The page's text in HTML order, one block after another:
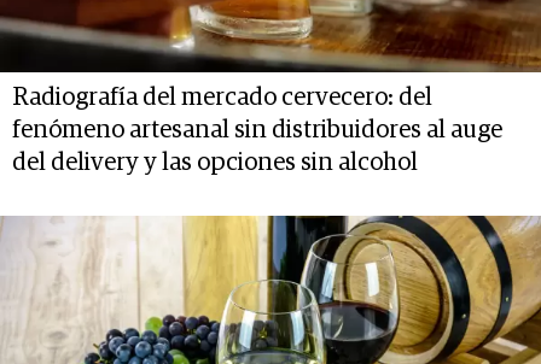
Radiografía del mercado cervecero: del
fenómeno artesanal sin distribuidores al auge
del delivery y las opciones sin alcohol